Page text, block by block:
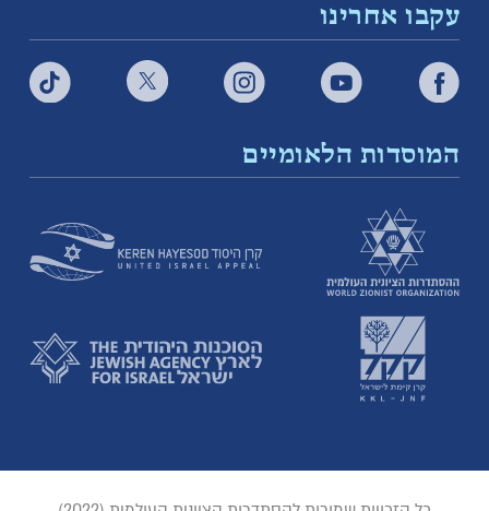
עקבו אחרינו
המוסדות הלאומיים